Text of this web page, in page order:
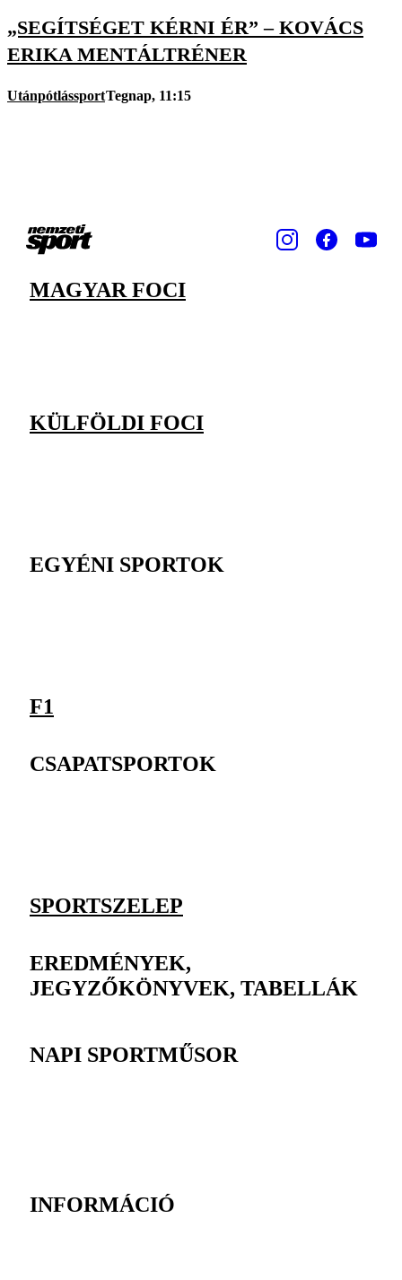
„SEGÍTSÉGET KÉRNI ÉR” – KOVÁCS
ERIKA MENTÁLTRÉNER
UtánpótlássportTegnap, 11:15
MAGYAR FOCI
KÜLFÖLDI FOCI
EGYÉNI SPORTOK
F1
CSAPATSPORTOK
SPORTSZELEP
EREDMÉNYEK,
JEGYZŐKÖNYVEK, TABELLÁK
NAPI SPORTMŰSOR
INFORMÁCIÓ